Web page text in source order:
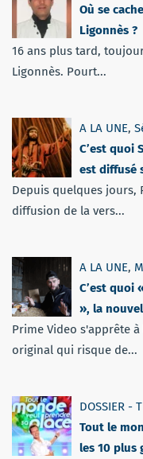
Où se
Ligonnès ?
16 ans plus tard,
Ligonnès. Pourt...
A LA UNE,
C’est quoi
est diffusé
Depuis quelques jours,
diffusion de la vers...
A LA UNE,
C’est quoi
», la
Prime Video s'apprête
original qui risque de...
DOSSIER -
Tout le
les 10 plus